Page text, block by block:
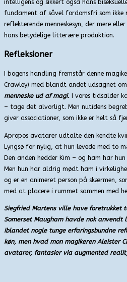
intelligens og sikkert også hans
fundament af såvel fordomsfri som ikke
reflekterende menneskesyn, der mere
hans betydelige litterære produktion.
Refleksioner
I bogens handling fremstår denne
Crawley) med blandt andet udsagnet
menneske ud af magi. I vores tidsalder
– tage det alvorligt. Men nutidens
giver associationer, som ikke er helt så
Apropos avatarer udtalte den kendte
Lyngsø for nylig, at hun levede med to
Den anden hedder Kim – og ham har
Men hun har aldrig mødt ham i
og er en animeret person på skærmen,
med at placere i rummet sammen med
Siegfried Martens ville have foretrukket
Somerset Maugham havde nok anvendt
iblandet nogle tunge erfaringsbundne
køn, men hvad mon magikeren Aleister
avatarer, fantasier via augmented